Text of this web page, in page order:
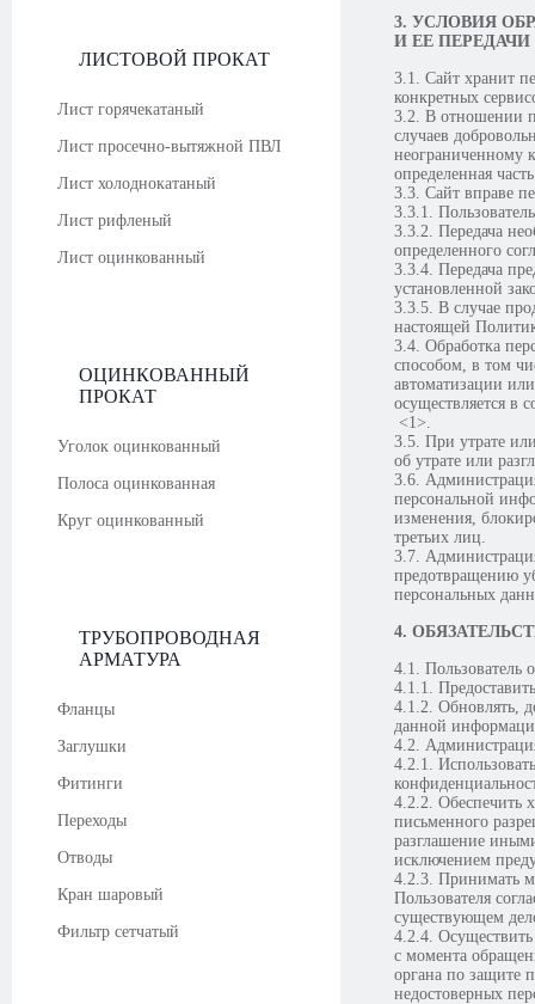
ЛИСТОВОЙ ПРОКАТ
Лист горячекатаный
Лист просечно-вытяжной ПВЛ
Лист холоднокатаный
Лист рифленый
Лист оцинкованный
ОЦИНКОВАННЫЙ
ПРОКАТ
Уголок оцинкованный
Полоса оцинкованная
Круг оцинкованный
ТРУБОПРОВОДНАЯ
АРМАТУРА
Фланцы
Заглушки
Фитинги
Переходы
Отводы
Кран шаровый
Фильтр сетчатый
3. УСЛОВИЯ
И ЕЕ
3.1. Сайт хранит
конкретных
3.2. В отношении
случаев
неограниченному
определенная
3.3. Сайт вправе
3.3.1.
3.3.2. Передача
определенного
3.3.4. Передача
установленной
3.3.5. В случае
настоящей
3.4. Обработка
способом, в том
автоматизации
осуществляется в
<1>.
3.5. При утрате
об утрате или
3.6.
персональной
изменения,
третьих лиц.
3.7.
предотвращению
персональных
4.
4.1. Пользователь
4.1.1.
4.1.2. Обновлять,
данной
4.2.
4.2.1.
4.2.2. Обеспечить
письменного
разглашение
исключением
4.2.3. Принимать
Пользователя
существующем
4.2.4.
с момента
органа по защите
недостоверных